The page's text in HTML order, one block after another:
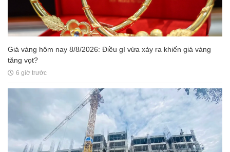
Giá vàng hôm nay 8/8/2026: Điều gì vừa xảy ra khiến giá vàng
tăng vọt?
6 giờ trước